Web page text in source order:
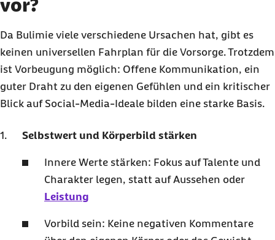
vor?
Da Bulimie viele verschiedene Ursachen hat, gibt es
keinen universellen Fahrplan für die Vorsorge. Trotzdem
ist Vorbeugung möglich: Offene Kommunikation, ein
guter Draht zu den eigenen Gefühlen und ein kritischer
Blick auf Social-Media-Ideale bilden eine starke Basis.
Selbstwert und Körperbild stärken
Innere Werte stärken: Fokus auf Talente und
Charakter legen, statt auf Aussehen oder
Leistung
Vorbild sein: Keine negativen Kommentare